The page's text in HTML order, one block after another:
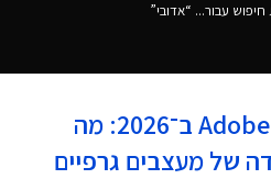
חיפוש עבור... “אדובי”
החידושים של אדובי Adobe ב־2026: מה
של מעצבים גרפיים